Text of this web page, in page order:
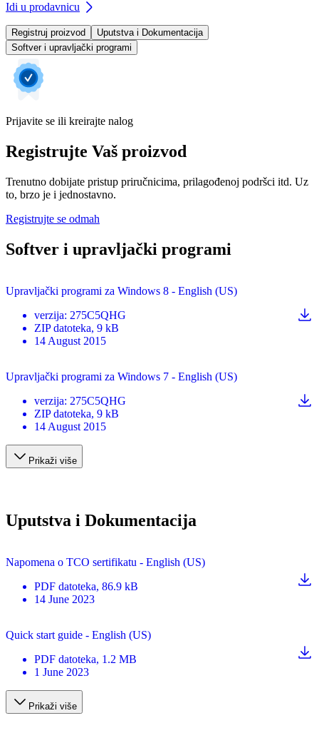
Idi u prodavnicu
Registruj proizvod
Uputstva i Dokumentacija
Softver i upravljački programi
Prijavite se ili kreirajte nalog
Registrujte Vaš proizvod
Trenutno dobijate pristup priručnicima, prilagođenoj podršci itd. Uz
to, brzo je i jednostavno.
Registrujte se odmah
Softver i upravljački programi
Upravljački programi za Windows 8 - English (US)
verzija: 275C5QHG
ZIP datoteka, 9 kB
14 August 2015
Upravljački programi za Windows 7 - English (US)
verzija: 275C5QHG
ZIP datoteka, 9 kB
14 August 2015
Prikaži više
Uputstva i Dokumentacija
Napomena o TCO sertifikatu - English (US)
PDF datoteka, 86.9 kB
14 June 2023
Quick start guide - English (US)
PDF datoteka, 1.2 MB
1 June 2023
Prikaži više